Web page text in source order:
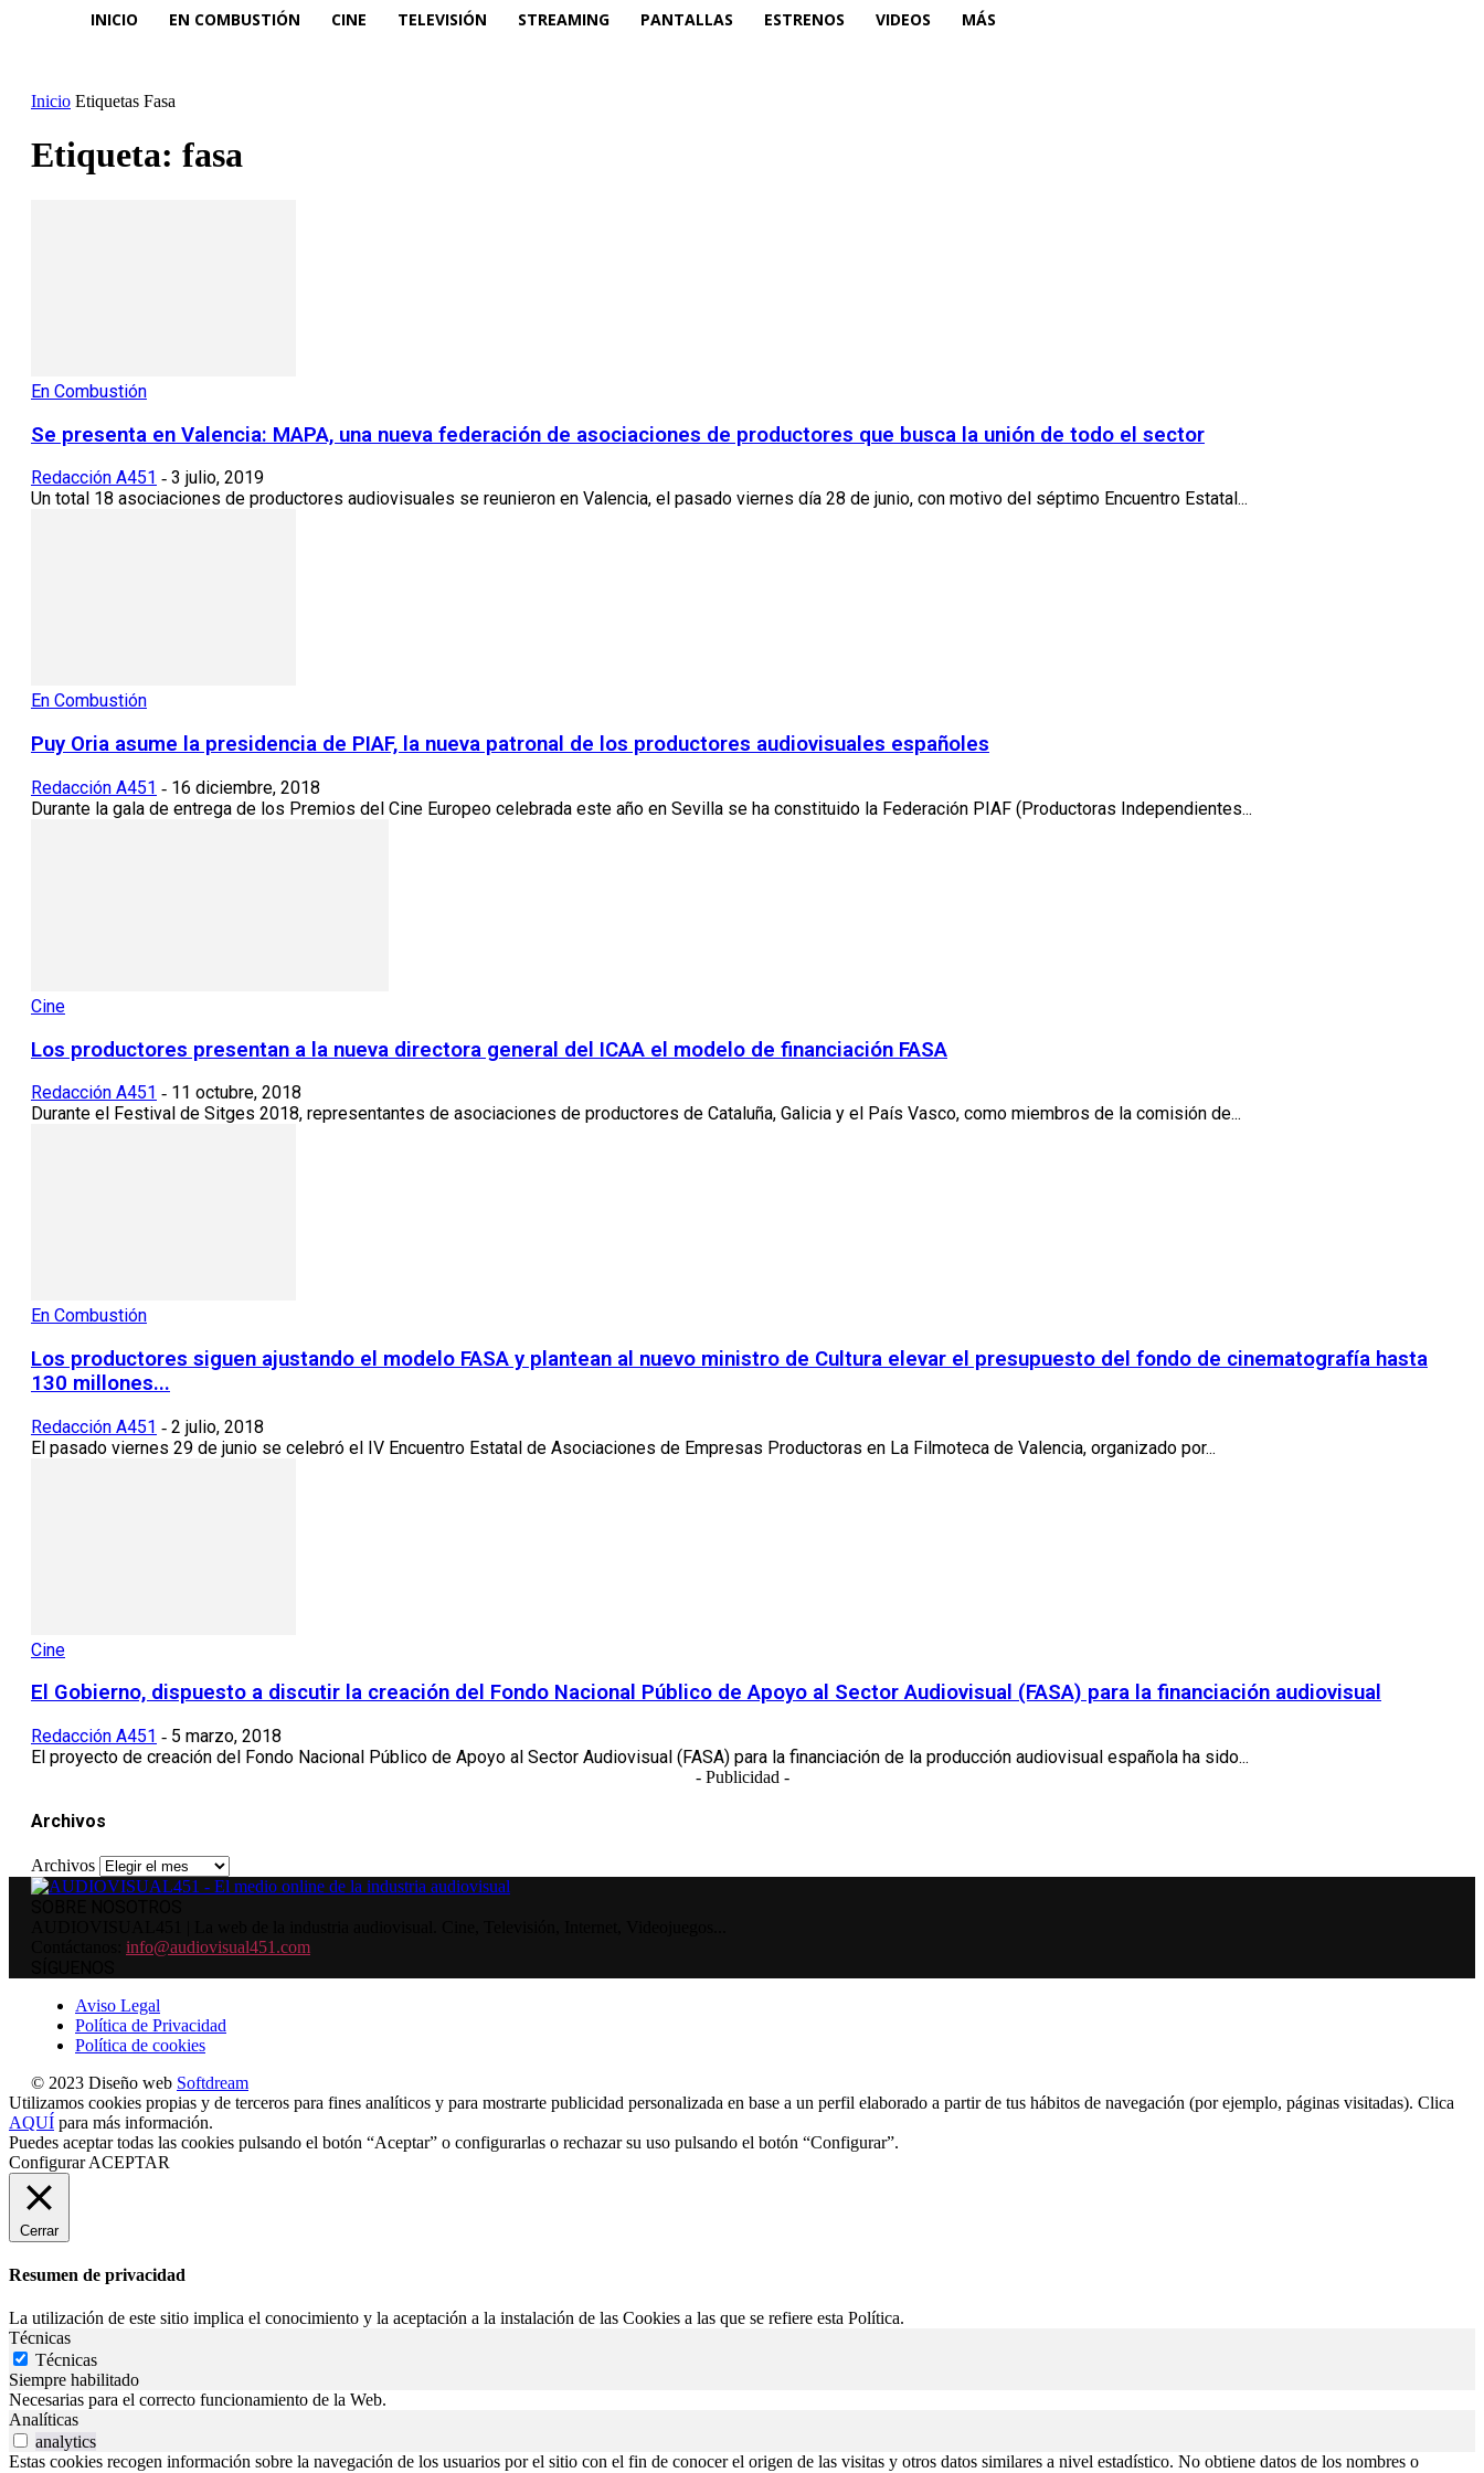
INICIO EN COMBUSTIÓN CINE TELEVISIÓN STREAMING PANTALLAS ESTRENOS VIDEOS MÁS
Inicio Etiquetas Fasa
Etiqueta: fasa
En Combustión
Se presenta en Valencia: MAPA, una nueva federación de asociaciones de productores que busca la unión de todo el sector
Redacción A451 - 3 julio, 2019
Un total 18 asociaciones de productores audiovisuales se reunieron en Valencia, el pasado viernes día 28 de junio, con motivo del séptimo Encuentro Estatal...
En Combustión
Puy Oria asume la presidencia de PIAF, la nueva patronal de los productores audiovisuales españoles
Redacción A451 - 16 diciembre, 2018
Durante la gala de entrega de los Premios del Cine Europeo celebrada este año en Sevilla se ha constituido la Federación PIAF (Productoras Independientes...
Cine
Los productores presentan a la nueva directora general del ICAA el modelo de financiación FASA
Redacción A451 - 11 octubre, 2018
Durante el Festival de Sitges 2018, representantes de asociaciones de productores de Cataluña, Galicia y el País Vasco, como miembros de la comisión de...
En Combustión
Los productores siguen ajustando el modelo FASA y plantean al nuevo ministro de Cultura elevar el presupuesto del fondo de cinematografía hasta
130 millones...
Redacción A451 - 2 julio, 2018
El pasado viernes 29 de junio se celebró el IV Encuentro Estatal de Asociaciones de Empresas Productoras en La Filmoteca de Valencia, organizado por...
Cine
El Gobierno, dispuesto a discutir la creación del Fondo Nacional Público de Apoyo al Sector Audiovisual (FASA) para la financiación audiovisual
Redacción A451 - 5 marzo, 2018
El proyecto de creación del Fondo Nacional Público de Apoyo al Sector Audiovisual (FASA) para la financiación de la producción audiovisual española ha sido...
- Publicidad -
Archivos
Archivos
info@audiovisual451.com
Aviso Legal
Política de Privacidad
Política de cookies
© 2023 Diseño web Softdream
Utilizamos cookies propias y de terceros para fines analíticos y para mostrarte publicidad personalizada en base a un perfil elaborado a partir de tus hábitos de navegación (por ejemplo, páginas visitadas). Clica
AQUÍ para más información.
Puedes aceptar todas las cookies pulsando el botón “Aceptar” o configurarlas o rechazar su uso pulsando el botón “Configurar”.
Configurar ACEPTAR
Cerrar
Resumen de privacidad
La utilización de este sitio implica el conocimiento y la aceptación a la instalación de las Cookies a las que se refiere esta Política.
Técnicas
Técnicas
Siempre habilitado
Necesarias para el correcto funcionamiento de la Web.
Analíticas
analytics
Estas cookies recogen información sobre la navegación de los usuarios por el sitio con el fin de conocer el origen de las visitas y otros datos similares a nivel estadístico. No obtiene datos de los nombres o